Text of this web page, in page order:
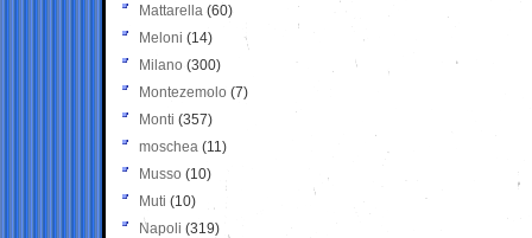
Mattarella (60)
Meloni (14)
Milano (300)
Montezemolo (7)
Monti (357)
moschea (11)
Musso (10)
Muti (10)
Napoli (319)